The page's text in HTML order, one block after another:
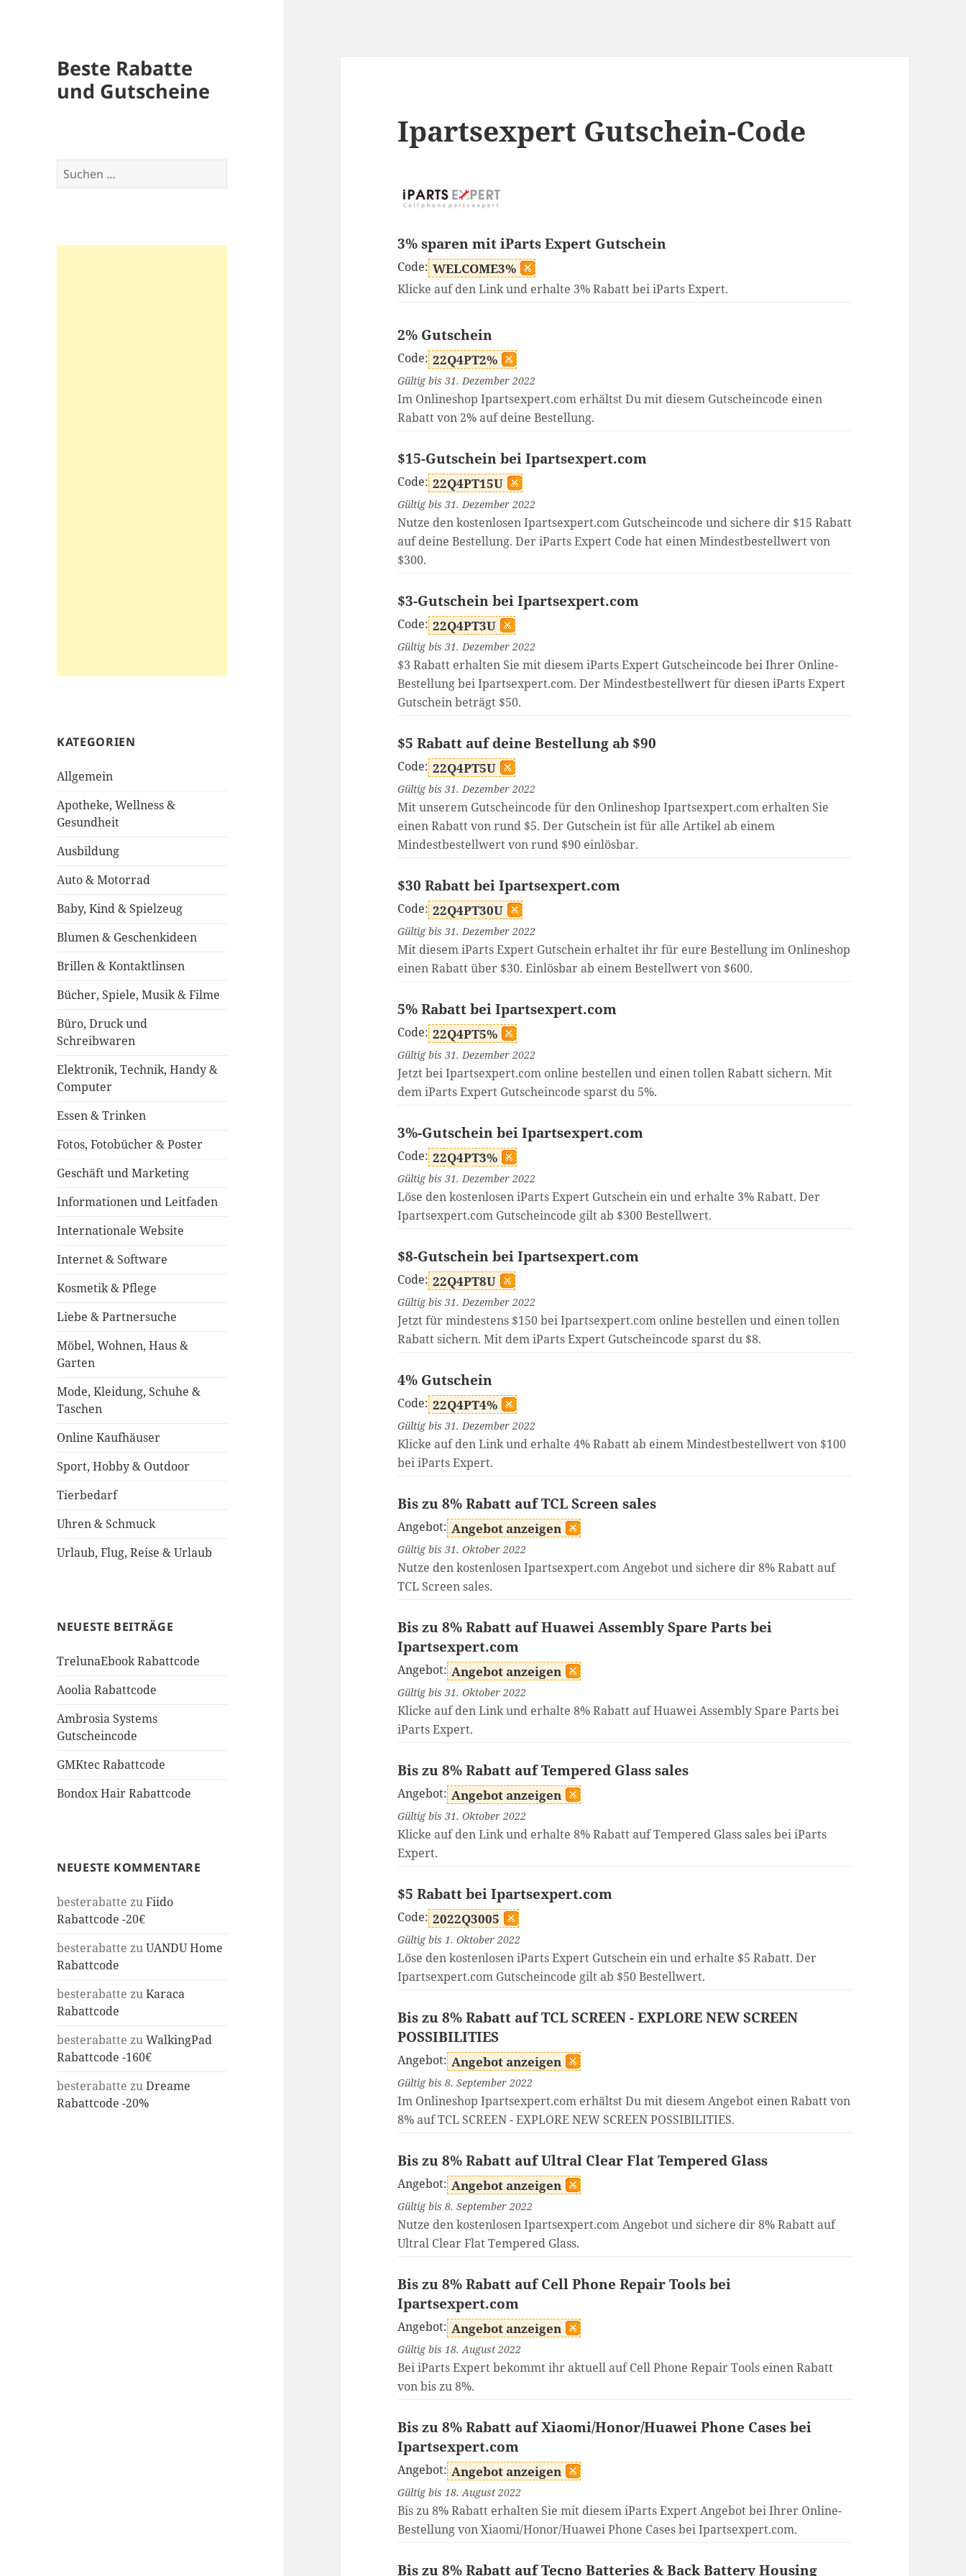
Beste Rabatte
und Gutscheine
Suchen
nach:
KATEGORIEN
Allgemein
Apotheke, Wellness &
Gesundheit
Ausbildung
Auto & Motorrad
Baby, Kind & Spielzeug
Blumen & Geschenkideen
Brillen & Kontaktlinsen
Bücher, Spiele, Musik & Filme
Büro, Druck und
Schreibwaren
Elektronik, Technik, Handy &
Computer
Essen & Trinken
Fotos, Fotobücher & Poster
Geschäft und Marketing
Informationen und Leitfaden
Internationale Website
Internet & Software
Kosmetik & Pflege
Liebe & Partnersuche
Möbel, Wohnen, Haus &
Garten
Mode, Kleidung, Schuhe &
Taschen
Online Kaufhäuser
Sport, Hobby & Outdoor
Tierbedarf
Uhren & Schmuck
Urlaub, Flug, Reise & Urlaub
NEUESTE BEITRÄGE
TrelunaEbook Rabattcode
Aoolia Rabattcode
Ambrosia Systems
Gutscheincode
GMKtec Rabattcode
Bondox Hair Rabattcode
NEUESTE KOMMENTARE
besterabatte zuFiido
Rabattcode -20€
besterabatte zuUANDU Home
Rabattcode
besterabatte zuKaraca
Rabattcode
besterabatte zuWalkingPad
Rabattcode -160€
besterabatte zuDreame
Rabattcode -20%
Ipartsexpert Gutschein-Code
3% sparen mit iParts Expert Gutschein
Code: WELCOME3%
Klicke auf den Link und erhalte 3% Rabatt bei iParts Expert.
2% Gutschein
Code: 22Q4PT2%
Gültig bis 31. Dezember 2022
Im Onlineshop Ipartsexpert.com erhältst Du mit diesem Gutscheincode einen
Rabatt von 2% auf deine Bestellung.
$15-Gutschein bei Ipartsexpert.com
Code: 22Q4PT15U
Gültig bis 31. Dezember 2022
Nutze den kostenlosen Ipartsexpert.com Gutscheincode und sichere dir $15 Rabatt
auf deine Bestellung. Der iParts Expert Code hat einen Mindestbestellwert von
$300.
$3-Gutschein bei Ipartsexpert.com
Code: 22Q4PT3U
Gültig bis 31. Dezember 2022
$3 Rabatt erhalten Sie mit diesem iParts Expert Gutscheincode bei Ihrer Online-
Bestellung bei Ipartsexpert.com. Der Mindestbestellwert für diesen iParts Expert
Gutschein beträgt $50.
$5 Rabatt auf deine Bestellung ab $90
Code: 22Q4PT5U
Gültig bis 31. Dezember 2022
Mit unserem Gutscheincode für den Onlineshop Ipartsexpert.com erhalten Sie
einen Rabatt von rund $5. Der Gutschein ist für alle Artikel ab einem
Mindestbestellwert von rund $90 einlösbar.
$30 Rabatt bei Ipartsexpert.com
Code: 22Q4PT30U
Gültig bis 31. Dezember 2022
Mit diesem iParts Expert Gutschein erhaltet ihr für eure Bestellung im Onlineshop
einen Rabatt über $30. Einlösbar ab einem Bestellwert von $600.
5% Rabatt bei Ipartsexpert.com
Code: 22Q4PT5%
Gültig bis 31. Dezember 2022
Jetzt bei Ipartsexpert.com online bestellen und einen tollen Rabatt sichern. Mit
dem iParts Expert Gutscheincode sparst du 5%.
3%-Gutschein bei Ipartsexpert.com
Code: 22Q4PT3%
Gültig bis 31. Dezember 2022
Löse den kostenlosen iParts Expert Gutschein ein und erhalte 3% Rabatt. Der
Ipartsexpert.com Gutscheincode gilt ab $300 Bestellwert.
$8-Gutschein bei Ipartsexpert.com
Code: 22Q4PT8U
Gültig bis 31. Dezember 2022
Jetzt für mindestens $150 bei Ipartsexpert.com online bestellen und einen tollen
Rabatt sichern. Mit dem iParts Expert Gutscheincode sparst du $8.
4% Gutschein
Code: 22Q4PT4%
Gültig bis 31. Dezember 2022
Klicke auf den Link und erhalte 4% Rabatt ab einem Mindestbestellwert von $100
bei iParts Expert.
Bis zu 8% Rabatt auf TCL Screen sales
Angebot: Angebot anzeigen
Gültig bis 31. Oktober 2022
Nutze den kostenlosen Ipartsexpert.com Angebot und sichere dir 8% Rabatt auf
TCL Screen sales.
Bis zu 8% Rabatt auf Huawei Assembly Spare Parts bei
Ipartsexpert.com
Angebot: Angebot anzeigen
Gültig bis 31. Oktober 2022
Klicke auf den Link und erhalte 8% Rabatt auf Huawei Assembly Spare Parts bei
iParts Expert.
Bis zu 8% Rabatt auf Tempered Glass sales
Angebot: Angebot anzeigen
Gültig bis 31. Oktober 2022
Klicke auf den Link und erhalte 8% Rabatt auf Tempered Glass sales bei iParts
Expert.
$5 Rabatt bei Ipartsexpert.com
Code: 2022Q3005
Gültig bis 1. Oktober 2022
Löse den kostenlosen iParts Expert Gutschein ein und erhalte $5 Rabatt. Der
Ipartsexpert.com Gutscheincode gilt ab $50 Bestellwert.
Bis zu 8% Rabatt auf TCL SCREEN - EXPLORE NEW SCREEN
POSSIBILITIES
Angebot: Angebot anzeigen
Gültig bis 8. September 2022
Im Onlineshop Ipartsexpert.com erhältst Du mit diesem Angebot einen Rabatt von
8% auf TCL SCREEN - EXPLORE NEW SCREEN POSSIBILITIES.
Bis zu 8% Rabatt auf Ultral Clear Flat Tempered Glass
Angebot: Angebot anzeigen
Gültig bis 8. September 2022
Nutze den kostenlosen Ipartsexpert.com Angebot und sichere dir 8% Rabatt auf
Ultral Clear Flat Tempered Glass.
Bis zu 8% Rabatt auf Cell Phone Repair Tools bei
Ipartsexpert.com
Angebot: Angebot anzeigen
Gültig bis 18. August 2022
Bei iParts Expert bekommt ihr aktuell auf Cell Phone Repair Tools einen Rabatt
von bis zu 8%.
Bis zu 8% Rabatt auf Xiaomi/Honor/Huawei Phone Cases bei
Ipartsexpert.com
Angebot: Angebot anzeigen
Gültig bis 18. August 2022
Bis zu 8% Rabatt erhalten Sie mit diesem iParts Expert Angebot bei Ihrer Online-
Bestellung von Xiaomi/Honor/Huawei Phone Cases bei Ipartsexpert.com.
Bis zu 8% Rabatt auf Tecno Batteries & Back Battery Housing